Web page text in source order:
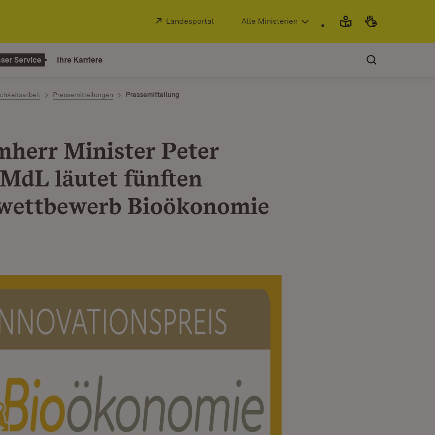
Extern:
Landesportal (Öffnet in neuem Fenster)
Alle Ministerien
Service Ihre Karriere
Pressemitteilungen Pressemitteilung
Minister Peter
läutet fünften
Bioökonomie